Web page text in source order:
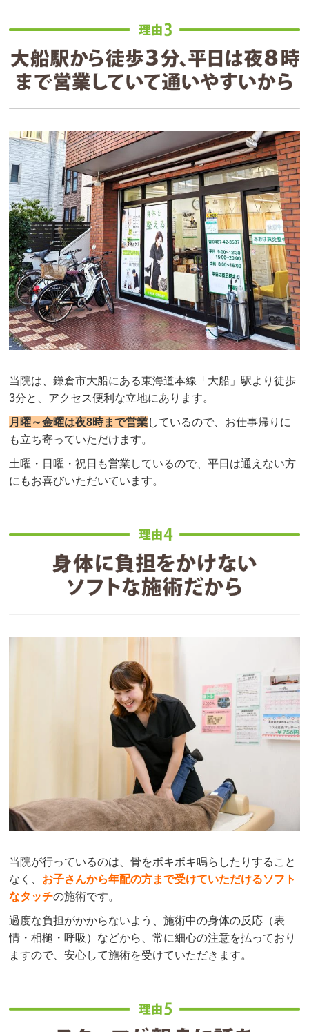
当院は、鎌倉市大船にある東海道本線「大船」駅より徒歩
3分と、アクセス便利な立地にあります。
月曜～金曜は夜8時まで営業しているので、お仕事帰りに
も立ち寄っていただけます。
土曜・日曜・祝日も営業しているので、平日は通えない方
にもお喜びいただいています。
当院が行っているのは、骨をボキボキ鳴らしたりすること
なく、 お子さんから年配の方まで受けていただけるソフト
なタッチの施術です。
過度な負担がかからないよう、施術中の身体の反応（表
情・相槌・呼吸）などから、常に細心の注意を払っており
ますので、安心して施術を受けていただきます。